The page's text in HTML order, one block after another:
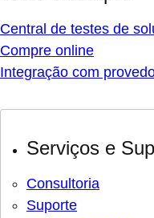
Central de testes de
Compre online
Integração com
Serviços e
Consultoria
Suporte